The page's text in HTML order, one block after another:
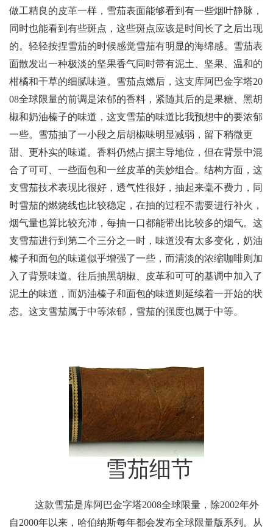
做工精良的皮革一样，雪茄表面能够看到有一些烟叶静脉，
同时也能看到有些斑点，这些斑点应该是时间长了之后出现
的。轻轻按捏雪茄的时候感觉雪茄有明显的海绵感。雪茄表
面散发出一种极淡的坚果香气同时带有泥土、坚果、温和的
柑橘和干草的细腻味道。雪茄点燃后，这支库阿巴金字塔20
08全球限量的前调是浓郁的香料，紧随其后的是果糖、黑胡
椒和奶油榛子的味道，这支雪茄的味道比我预想中的要浓郁
一些。雪茄抽了一小段之后胡椒味明显减弱，留下稍微更
甜、更朴实的味道。香料仍然占据主导地位，但在背景中混
合了可可、一些面包和一丝皮革的美妙组合。结构方面，这
支雪茄技术表现比很好，透气性很好，抽起来毫不费力，同
时雪茄的燃烧线也比较稳定，在抽的过程不需要进行补火，
烟气量也算比较充沛，每抽一口都能带出比较多的烟气。这
支雪茄进行到第二个三分之一时，味道没有太多变化，奶油
榛子和面包的味道似乎增强了一些，而清淡的浓缩咖啡则加
入了背景味道。往后抽黑胡椒、皮革和可可的基调中加入了
泥土的味道，而奶油榛子和面包的味道则延续着一开始的状
态。这支雪茄属于中等浓郁，雪茄的强度也属于中等。
雪茄细节
这款雪茄是库阿巴金字塔2008全球限量，除2002年外
自2000年以来，哈伯纳斯每年都会发布全球限量版系列。从